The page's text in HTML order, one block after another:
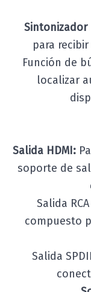
Sintonizador
para
Función de
localizar
Salida HDMI:
soporte de
Salida
compuesto
Salida